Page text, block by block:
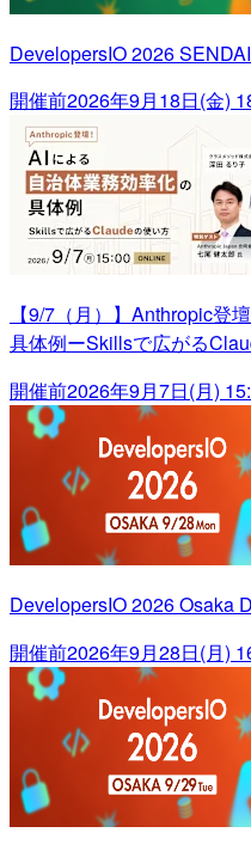
DevelopersIO 2026
開催前2026年9月18日(金)
【9/7（月）】Anthropic登
具体例ーSkillsで広がる
開催前2026年9月7日(月)
DevelopersIO 2026 Osaka
開催前2026年9月28日(月)